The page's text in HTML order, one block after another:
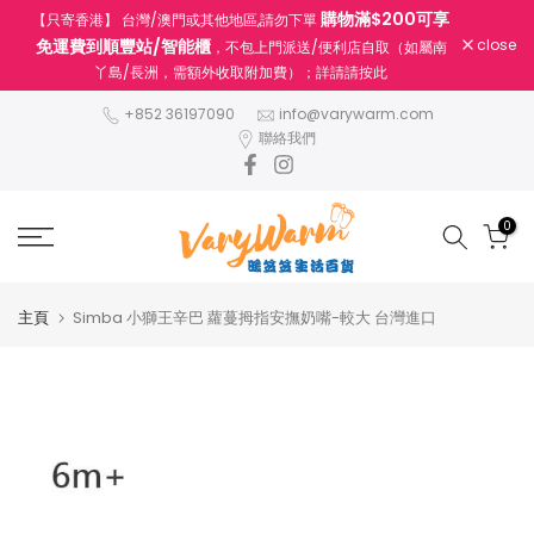
【只寄香港】 台灣/澳門或其他地區,請勿下單購物滿$200可享
免運費到順豐站/智能櫃，不包上門派送/便利店自取（如屬南
丫島/長洲，需額外收取附加費）；詳請請按此
close
+852 36197090
info@varywarm.com
聯絡我們
0
主頁 Simba 小獅王辛巴 蘿蔓拇指安撫奶嘴-較大 台灣進口